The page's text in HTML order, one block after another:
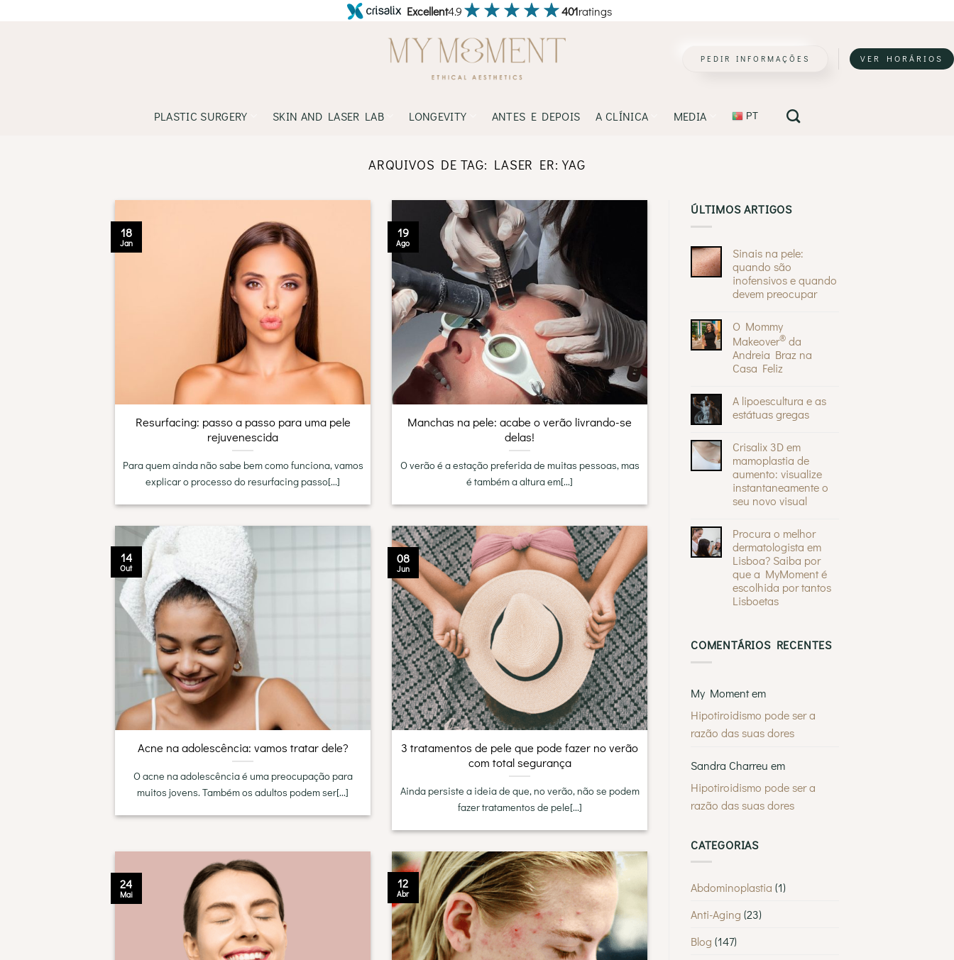
Excellent4.9 401ratings
PEDIR INFORMAÇÕES VER HORÁRIOS
PLASTIC SURGERY SKIN AND LASER LAB LONGEVITY ANTES E DEPOIS A CLÍNICA MEDIA PT
ARQUIVOS DE TAG: LASER ER:YAG
Resurfacing: passo a passo para uma pele
rejuvenescida
Para quem ainda não sabe bem como funciona, vamos
explicar o processo do resurfacing passo[...]
18
Jan
Manchas na pele: acabe o verão livrando-se
delas!
O verão é a estação preferida de muitas pessoas, mas
é também a altura em[...]
19
Ago
Acne na adolescência: vamos tratar dele?
O acne na adolescência é uma preocupação para
muitos jovens. Também os adultos podem ser[...]
14
Out
3 tratamentos de pele que pode fazer no verão
com total segurança
Ainda persiste a ideia de que, no verão, não se podem
fazer tratamentos de pele[...]
08
Jun
24
Mai
12
Abr
ÚLTIMOS ARTIGOS
Sinais na pele:
quando são
inofensivos e quando
devem preocupar
em
Sinais
na
pele:
quando
são
quando
devem
preocupar
O Mommy
Makeover® da
Andreia Braz na
Casa Feliz
em
Mommy
Andreia
Braz
na
Casa
Feliz
A lipoescultura e as
estátuas gregas
em
lipoescultura
e
as
estátuas
gregas
Crisalix 3D em
mamoplastia de
aumento: visualize
instantaneamente o
seu novo visual
em
Crisalix
3D
em
mamoplastia
de
aumento:
visualize
instantaneamente
visual
Procura o melhor
dermatologista em
Lisboa? Saiba por
que a MyMoment é
escolhida por tantos
Lisboetas
Procura
o
Lisboa?
Saiba
que
MyMoment
por
tantos
Lisboetas
COMENTÁRIOS RECENTES
My Momentem
Hipotiroidismo pode ser a
razão das suas dores
Sandra Charreu em
Hipotiroidismo pode ser a
razão das suas dores
CATEGORIAS
Abdominoplastia (1)
Anti-Aging (23)
Blog (147)